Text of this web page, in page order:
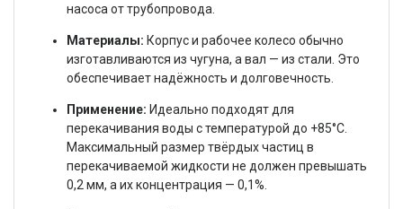
насоса от трубопровода.
Материалы: Корпус и рабочее колесо обычно
изготавливаются из чугуна, а вал — из стали. Это
обеспечивает надёжность и долговечность.
Применение: Идеально подходят для
перекачивания воды с температурой до +85°C.
Максимальный размер твёрдых частиц в
перекачиваемой жидкости не должен превышать
0,2 мм, а их концентрация — 0,1%.